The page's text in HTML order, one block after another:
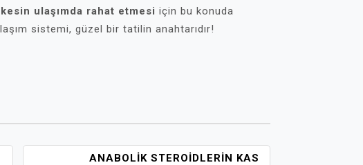
ulaşımda rahat etmesi için bu konuda
sistemi, güzel bir tatilin anahtarıdır!
ANABOLIK STEROIDLERIN KAS